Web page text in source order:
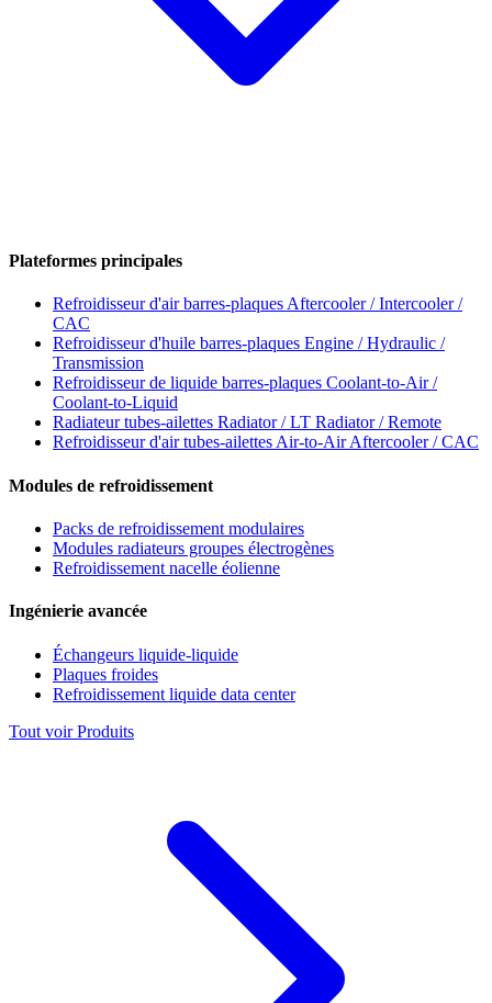
Plateformes principales
Refroidisseur d'air barres-plaquesAftercooler / Intercooler /
CAC
Refroidisseur d'huile barres-plaques Engine / Hydraulic /
Transmission
Refroidisseur de liquide barres-plaques Coolant-to-Air /
Coolant-to-Liquid
Radiateur tubes-ailettes Radiator / LT Radiator / Remote
Refroidisseur d'air tubes-ailettesAir-to-Air Aftercooler / CAC
Modules de refroidissement
Packs de refroidissement modulaires
Modules radiateurs groupes électrogènes
Refroidissement nacelle éolienne
Ingénierie avancée
Échangeurs liquide-liquide
Plaques froides
Refroidissement liquide data center
Tout voir Produits